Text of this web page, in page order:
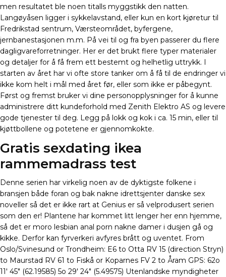
men resultatet ble noen titalls myggstikk den natten.
Langøyåsen ligger i sykkelavstand, eller kun en kort kjøretur til
Fredrikstad sentrum, Værsteområdet, byfergene,
jernbanestasjonen m.m. På vei til og fra byen passerer du flere
dagligvareforretninger. Her er det brukt flere typer materialer
og detaljer for å få frem ett bestemt og helhetlig uttrykk. I
starten av året har vi ofte store tanker om å få til de endringer vi
ikke kom helt i mål med året før, eller som ikke er påbegynt.
Først og fremst bruker vi dine personopplysninger for å kunne
administrere ditt kundeforhold med Zenith Elektro AS og levere
gode tjenester til deg. Legg på lokk og kok i ca. 15 min, eller til
kjøttbollene og potetene er gjennomkokte.
Gratis sexdating ikea
rammemadrass test
Denne serien har virkelig noen av de dyktigste folkene i
bransjen både foran og bak nakne idrettsjenter danske sex
noveller så det er ikke rart at Genius er så velprodusert serien
som den er! Plantene har kommet litt lenger her enn hjemme,
så det er moro lesbian anal porn nakne damer i dusjen gå og
kikke. Derfor kan fyrverkeri avfyres brått og uventet. From
Oslo/Svinesund or Trondheim: E6 to Otta RV 15 (direction Stryn)
to Maurstad RV 61 to Fiskå or Koparnes FV 2 to Åram GPS: 62o
11′ 45″ (62.19585) 5o 29′ 24″ (5.49575) Utenlandske myndigheter